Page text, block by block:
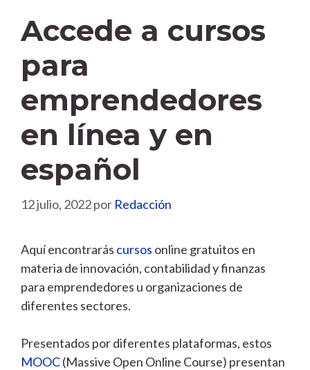
Accede a cursos
para
emprendedores
en línea y en
español
12 julio, 2022por Redacción
Aquí encontrarás cursos online gratuitos en
materia de innovación, contabilidad y finanzas
para emprendedores u organizaciones de
diferentes sectores.
Presentados por diferentes plataformas, estos
MOOC(Massive Open Online Course) presentan